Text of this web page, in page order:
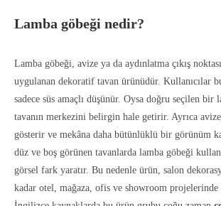
Lamba göbeği nedir?
Lamba göbeği, avize ya da aydınlatma çıkış
uygulanan dekoratif tavan ürünüdür. Kullanıcılar
sadece süs amaçlı düşünür. Oysa doğru seçilen bir
tavanın merkezini belirgin hale getirir. Ayrıca
gösterir ve mekâna daha bütünlüklü bir görünüm
düz ve boş görünen tavanlarda lamba göbeği
görsel fark yaratır. Bu nedenle ürün, salon
kadar otel, mağaza, ofis ve showroom projelerinde